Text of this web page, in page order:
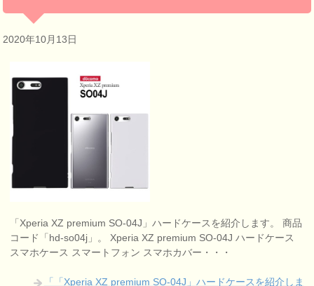
2020年10月13日
「Xperia XZ premium SO-04J」ハードケースを紹介します。 商品
コード「hd-so04j」。 Xperia XZ premium SO-04J ハードケース
スマホケース スマートフォン スマホカバー・・・
「「Xperia XZ premium SO-04J」ハードケースを紹介しま